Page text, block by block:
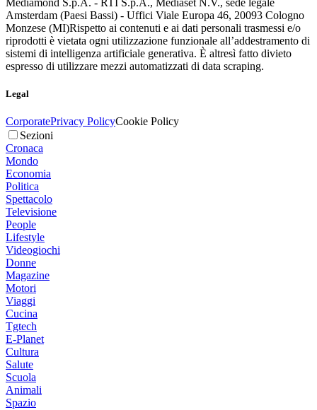
Amsterdam (Paesi Bassi) - Uffici Viale Europa 46, 20093 Cologno
Monzese (MI)Rispetto ai contenuti e ai dati personali trasmessi e/o
riprodotti è vietata ogni utilizzazione funzionale all’addestramento di
sistemi di intelligenza artificiale generativa. È altresì fatto divieto
espresso di utilizzare mezzi automatizzati di data scraping.
Legal
CorporatePrivacy PolicyCookie Policy
Sezioni
Cronaca
Mondo
Economia
Politica
Spettacolo
Televisione
People
Lifestyle
Videogiochi
Donne
Magazine
Motori
Viaggi
Cucina
Tgtech
E-Planet
Cultura
Salute
Scuola
Animali
Spazio